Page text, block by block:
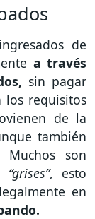
de
a través
sin pagar
los requisitos
de la
también
Muchos son
“grises”, esto
en